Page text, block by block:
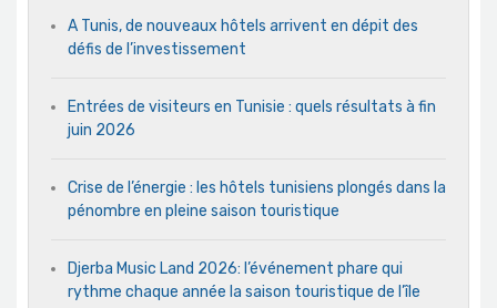
A Tunis, de nouveaux hôtels arrivent en dépit des
défis de l’investissement
Entrées de visiteurs en Tunisie : quels résultats à fin
juin 2026
Crise de l’énergie : les hôtels tunisiens plongés dans la
pénombre en pleine saison touristique
Djerba Music Land 2026: l’événement phare qui
rythme chaque année la saison touristique de l’île